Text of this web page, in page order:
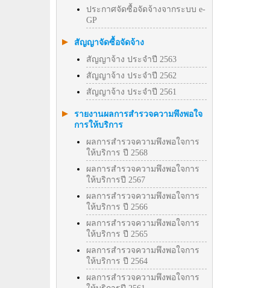
ประกาศจัดซื้อจัดจ้างจากระบบ e-
GP
สัญญาจัดซื้อจัดจ้าง
สัญญาจ้าง ประจำปี 2563
สัญญาจ้าง ประจำปี 2562
สัญญาจ้าง ประจำปี 2561
รายงานผลการสำรวจความพึงพอใจ
การให้บริการ
ผลการสำรวจความพึงพอใจการ
ให้บริการ ปี 2568
ผลการสำรวจความพึงพอใจการ
ให้บริการปี 2567
ผลการสำรวจความพึงพอใจการ
ให้บริการ ปี 2566
ผลการสำรวจความพึงพอใจการ
ให้บริการ ปี 2565
ผลการสำรวจความพึงพอใจการ
ให้บริการ ปี 2564
ผลการสำรวจความพึงพอใจการ